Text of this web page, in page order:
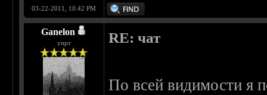
03-22-2011, 10:42 PM
Ganelon
упрт RE: чат
По всей видимости я